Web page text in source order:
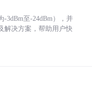
3dBm至-24dBm），并
解决方案，帮助用户快